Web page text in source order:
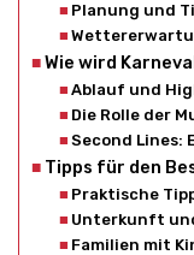
Planung und
Wie wird
Ablauf und
Die Rolle der
Second Lines:
Tipps für den
Praktische
Unterkunft
Familien mit